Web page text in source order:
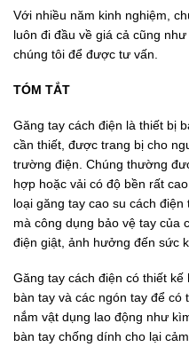
Với nhiều năm kinh nghiệm,
luôn đi đầu về giá cả cũng
chúng tôi để được tư vấn.
TÓM TẮT
Găng tay cách điện là thiết bị
cần thiết, được trang bị cho
trường điện. Chúng thường
hợp hoặc vải có độ bền rất
loại găng tay cao su cách
mà công dụng bảo vệ tay của
điện giật, ảnh hưởng đến sức
Găng tay cách điện có thiết
bàn tay và các ngón tay để
nắm vật dụng lao động như
bàn tay chống dính cho lại